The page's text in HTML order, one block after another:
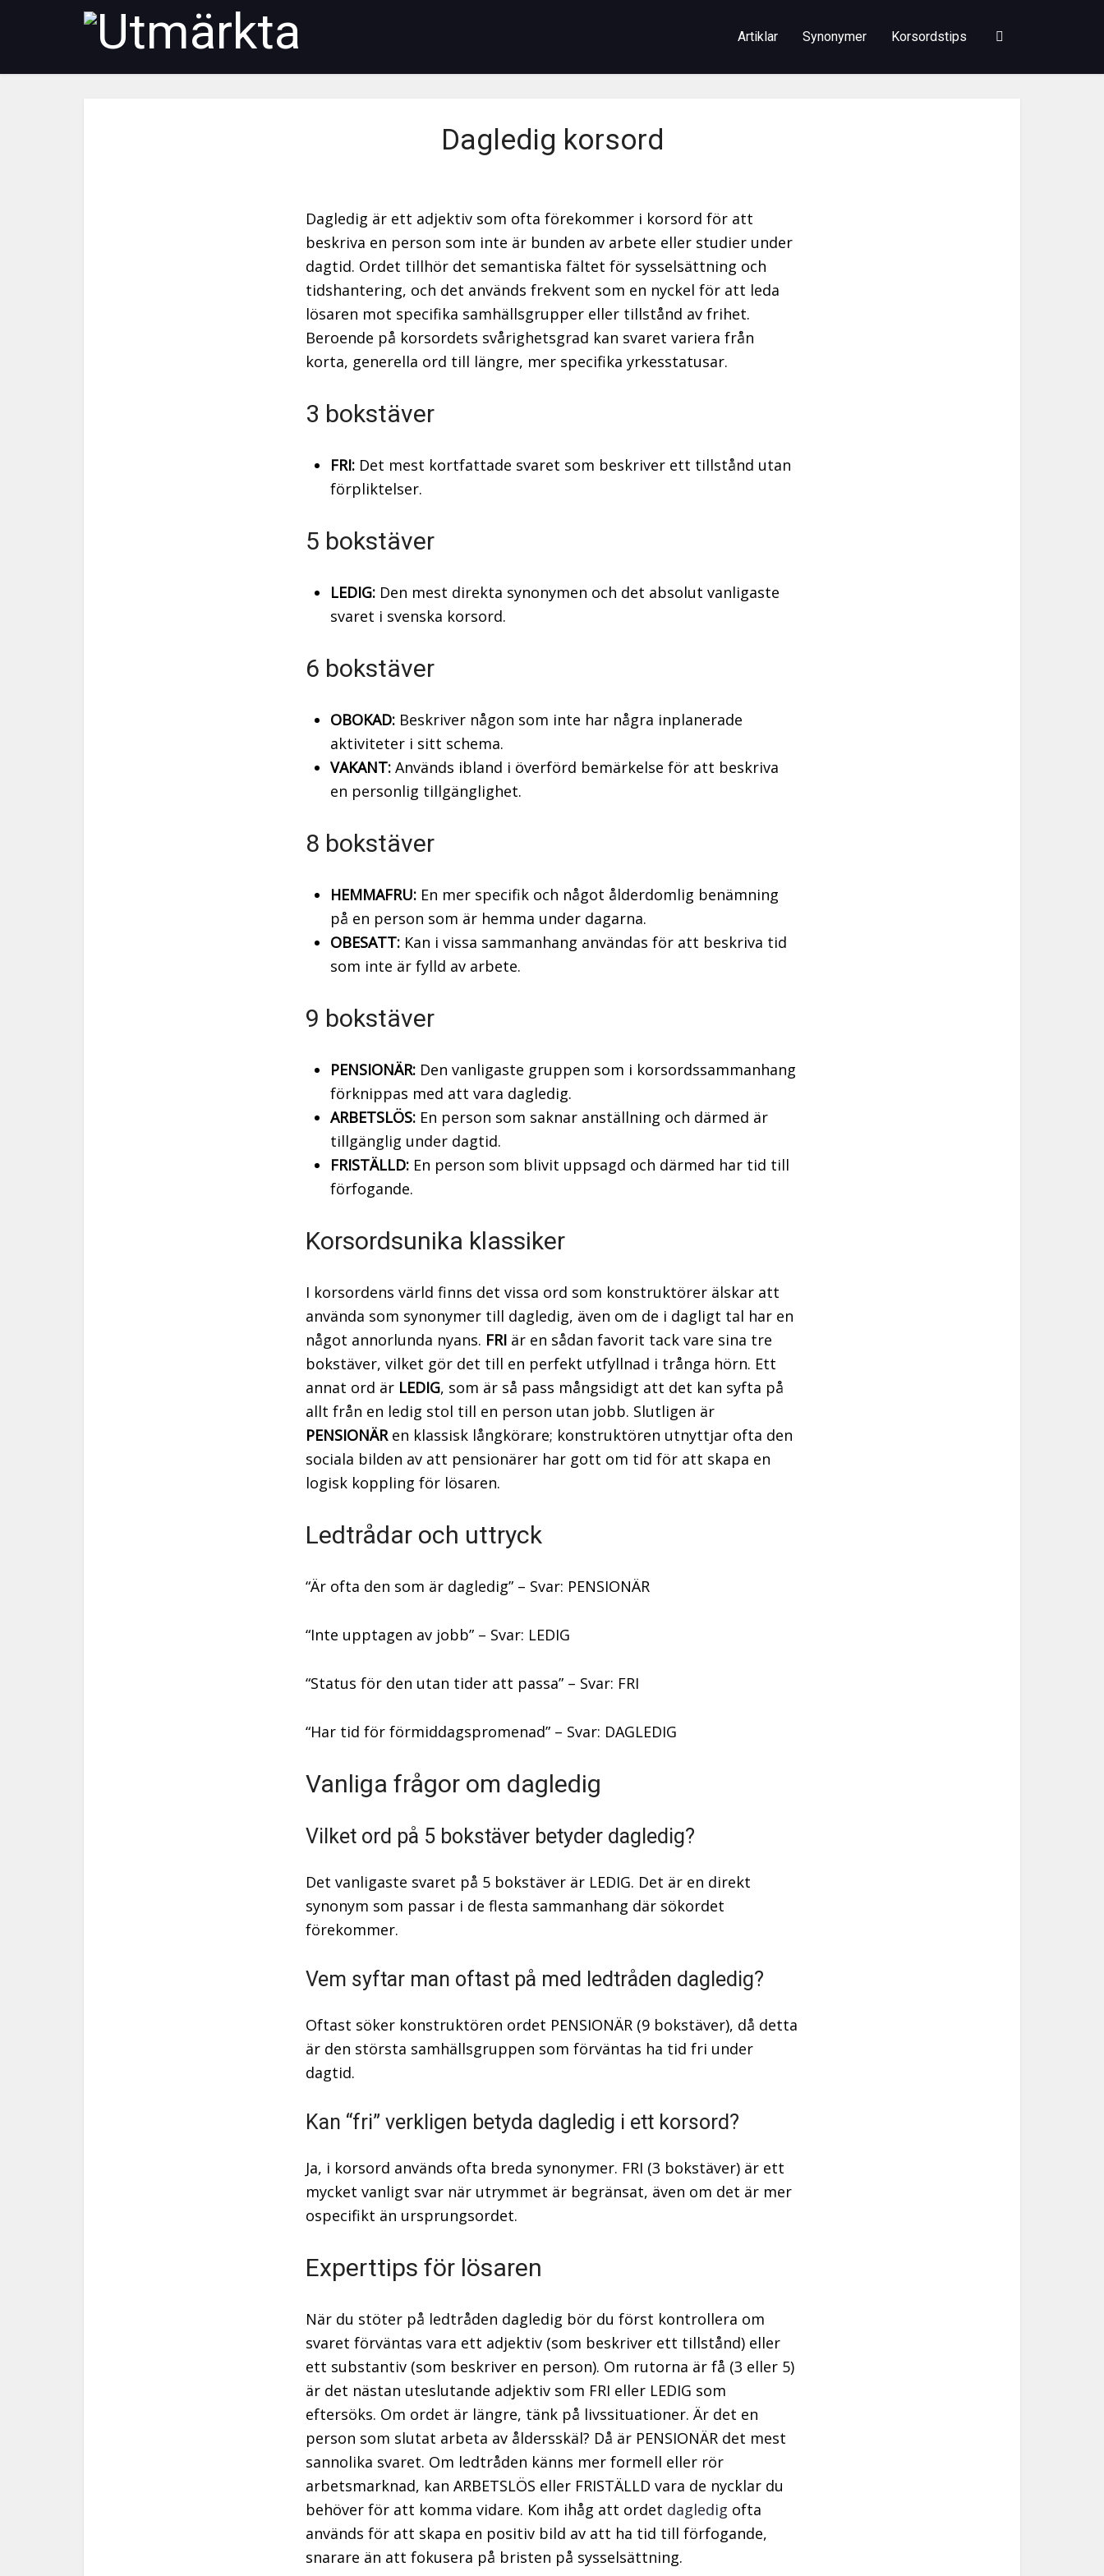
Artiklar Synonymer Korsordstips
Dagledig korsord
Dagledig är ett adjektiv som ofta förekommer i korsord för att
beskriva en person som inte är bunden av arbete eller studier under
dagtid. Ordet tillhör det semantiska fältet för sysselsättning och
tidshantering, och det används frekvent som en nyckel för att leda
lösaren mot specifika samhällsgrupper eller tillstånd av frihet.
Beroende på korsordets svårighetsgrad kan svaret variera från
korta, generella ord till längre, mer specifika yrkesstatusar.
3 bokstäver
FRI: Det mest kortfattade svaret som beskriver ett tillstånd utan
förpliktelser.
5 bokstäver
LEDIG: Den mest direkta synonymen och det absolut vanligaste
svaret i svenska korsord.
6 bokstäver
OBOKAD: Beskriver någon som inte har några inplanerade
aktiviteter i sitt schema.
VAKANT: Används ibland i överförd bemärkelse för att beskriva
en personlig tillgänglighet.
8 bokstäver
HEMMAFRU: En mer specifik och något ålderdomlig benämning
på en person som är hemma under dagarna.
OBESATT: Kan i vissa sammanhang användas för att beskriva tid
som inte är fylld av arbete.
9 bokstäver
PENSIONÄR: Den vanligaste gruppen som i korsordssammanhang
förknippas med att vara dagledig.
ARBETSLÖS: En person som saknar anställning och därmed är
tillgänglig under dagtid.
FRISTÄLLD: En person som blivit uppsagd och därmed har tid till
förfogande.
Korsordsunika klassiker
I korsordens värld finns det vissa ord som konstruktörer älskar att
använda som synonymer till dagledig, även om de i dagligt tal har en
något annorlunda nyans. FRI är en sådan favorit tack vare sina tre
bokstäver, vilket gör det till en perfekt utfyllnad i trånga hörn. Ett
annat ord är LEDIG, som är så pass mångsidigt att det kan syfta på
allt från en ledig stol till en person utan jobb. Slutligen är
PENSIONÄRen klassisk långkörare; konstruktören utnyttjar ofta den
sociala bilden av att pensionärer har gott om tid för att skapa en
logisk koppling för lösaren.
Ledtrådar och uttryck
“Är ofta den som är dagledig” – Svar: PENSIONÄR
“Inte upptagen av jobb” – Svar: LEDIG
“Status för den utan tider att passa” – Svar: FRI
“Har tid för förmiddagspromenad” – Svar: DAGLEDIG
Vanliga frågor om dagledig
Vilket ord på 5 bokstäver betyder dagledig?
Det vanligaste svaret på 5 bokstäver är LEDIG. Det är en direkt
synonym som passar i de flesta sammanhang där sökordet
förekommer.
Vem syftar man oftast på med ledtråden dagledig?
Oftast söker konstruktören ordet PENSIONÄR (9 bokstäver), då detta
är den största samhällsgruppen som förväntas ha tid fri under
dagtid.
Kan “fri” verkligen betyda dagledig i ett korsord?
Ja, i korsord används ofta breda synonymer. FRI (3 bokstäver) är ett
mycket vanligt svar när utrymmet är begränsat, även om det är mer
ospecifikt än ursprungsordet.
Experttips för lösaren
När du stöter på ledtråden dagledig bör du först kontrollera om
svaret förväntas vara ett adjektiv (som beskriver ett tillstånd) eller
ett substantiv (som beskriver en person). Om rutorna är få (3 eller 5)
är det nästan uteslutande adjektiv som FRI eller LEDIG som
eftersöks. Om ordet är längre, tänk på livssituationer. Är det en
person som slutat arbeta av åldersskäl? Då är PENSIONÄR det mest
sannolika svaret. Om ledtråden känns mer formell eller rör
arbetsmarknad, kan ARBETSLÖS eller FRISTÄLLD vara de nycklar du
behöver för att komma vidare. Kom ihåg att ordet dagledig ofta
används för att skapa en positiv bild av att ha tid till förfogande,
snarare än att fokusera på bristen på sysselsättning.